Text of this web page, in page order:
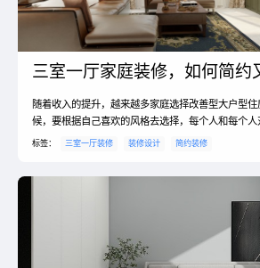
三室一厅家庭装修，如何简约
随着收入的提升，越来越多家庭选择改善型大户型
候，要根据自己喜欢的风格去选择，每个人和每个
同，审美观也不相同，所以大家选择的风格也不同，
标签： 三室一厅装修 装修设计 简约装修